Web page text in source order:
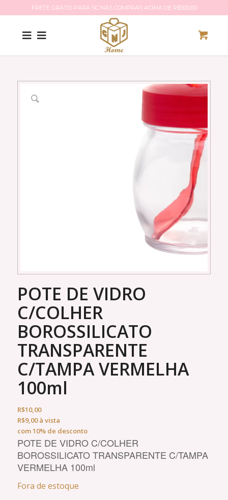
FRETE GRÁTIS PARA SC NAS COMPRAS ACIMA DE R$500,00
POTE DE VIDRO
C/COLHER
BOROSSILICATO
TRANSPARENTE
C/TAMPA VERMELHA
100ml
R$10,00
R$9,00à vista
com 10% de desconto
POTE DE VIDRO C/COLHER
BOROSSILICATO TRANSPARENTE C/TAMPA
VERMELHA 100ml
Fora de estoque